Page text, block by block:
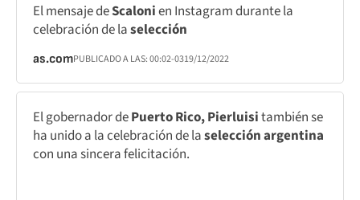
El mensaje deScalonien Instagram durante la
celebración de laselección
as.comPUBLICADO A LAS:00:02-0319/12/2022
El gobernador dePuerto Rico, Pierluisitambién se
ha unido a la celebración de laselección argentina
con una sincera felicitación.